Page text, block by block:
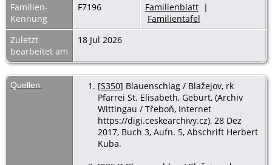
Familien-
Kennung
F7196 Familienblatt |
Familientafel
Zuletzt
bearbeitet am
18 Jul 2026
Quellen [S350] Blauenschlag / Blažejov, rk
Pfarrei St. Elisabeth, Geburt, (Archiv
Wittingau / Třeboň, Internet
https://digi.ceskearchivy.cz), 28 Dez
2017, Buch 3, Aufn. 5, Abschrift Herbert
Kuba.